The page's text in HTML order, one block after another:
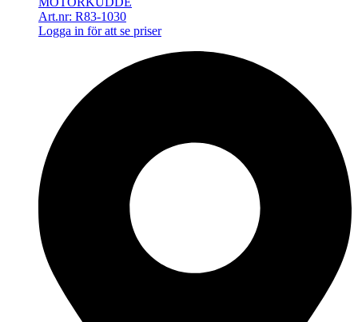
Art.nr: R83-1030
Logga in för att se priser